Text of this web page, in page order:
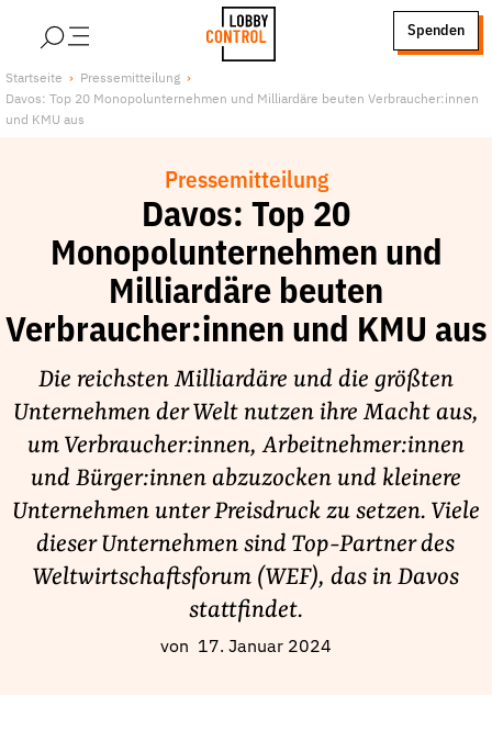
StartSeite
Spenden
Über uns
Lobby FAQs
Publikationen und Material
Lobbykritische Stadtführungen
Unsere Schwerpunkte
Macht der Digitalkonzerne
Spenden & Fördern
Fördermitglied werden
Jetzt Spenden
Geschenkspende
Bußgelder und Geldauflagen
Startseite
Pressemitteilung
Davos: Top 20 Monopolunternehmen und Milliardäre beuten Verbraucher:innen
und KMU aus
Pressemitteilung
Davos: Top 20
Monopolunternehmen und
Milliardäre beuten
Verbraucher:innen und KMU aus
Die reichsten Milliardäre und die größten
Unternehmen der Welt nutzen ihre Macht aus,
um Verbraucher:innen, Arbeitnehmer:innen
und Bürger:innen abzuzocken und kleinere
Unternehmen unter Preisdruck zu setzen. Viele
dieser Unternehmen sind Top-Partner des
Weltwirtschaftsforum (WEF), das in Davos
stattfindet.
von 17. Januar 2024